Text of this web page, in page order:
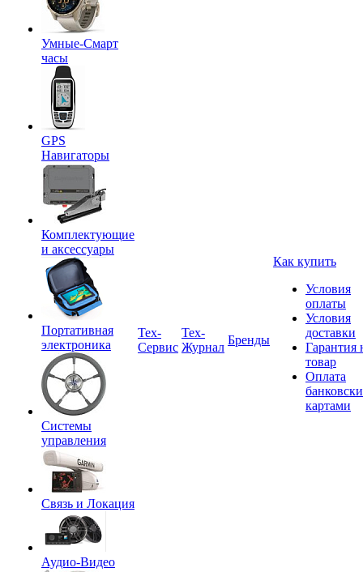
Умные-Смарт
часы
GPS
Навигаторы
Комплектующие
и аксессуары
Портативная
электроника
Системы
управления
Связь и Локация
Аудио-Видео
Tex-
Сервис
Тех-
Журнал
Бренды
Как купить
Условия
оплаты
Условия
доставки
Гарантия
товар
Оплата
картами